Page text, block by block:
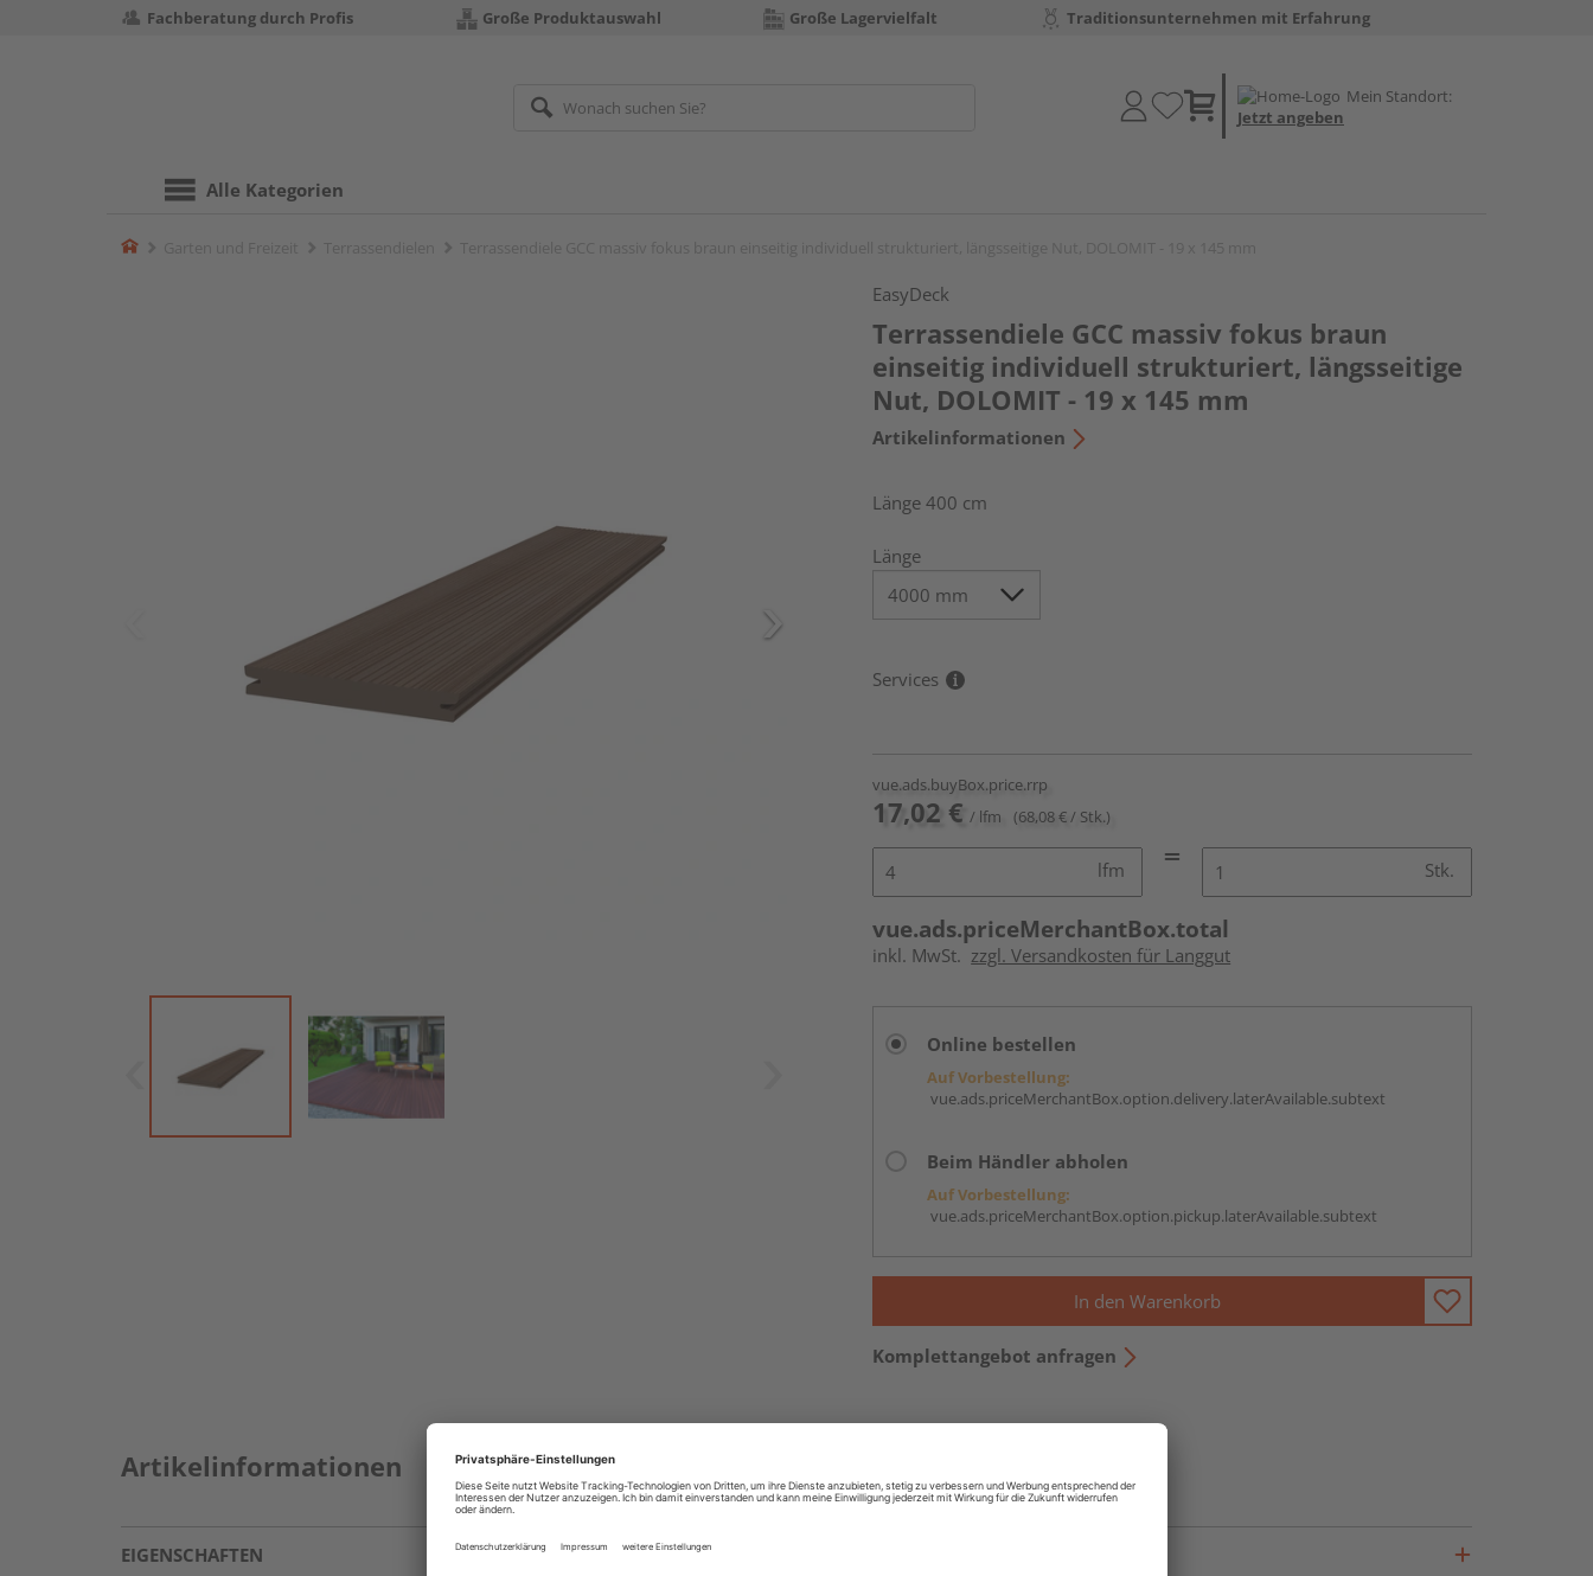
Fachberatung durch Profis Große Produktauswahl Große Lagervielfalt Traditionsunternehmen mit Erfahrung
Mein Standort:
Jetzt angeben
Alle Kategorien
Home
EasyDeck
Terrassendiele GCC massiv fokus braun
einseitig individuell strukturiert, längsseitige
Nut, DOLOMIT - 19 x 145 mm
Artikelinformationen
Länge 400 cm
Länge
Services
vue.ads.buyBox.price.rrp
17,02 € / lfm (68,08 € / Stk.)
lfm Stk.
vue.ads.priceMerchantBox.total
inkl. MwSt. zzgl. Versandkosten für Langgut
Online bestellen
Auf Vorbestellung:
vue.ads.priceMerchantBox.option.delivery.laterAvailable.subtext
Beim Händler abholen
Auf Vorbestellung:
vue.ads.priceMerchantBox.option.pickup.laterAvailable.subtext
In den Warenkorb
Komplettangebot anfragen
Artikelinformationen
EIGENSCHAFTEN